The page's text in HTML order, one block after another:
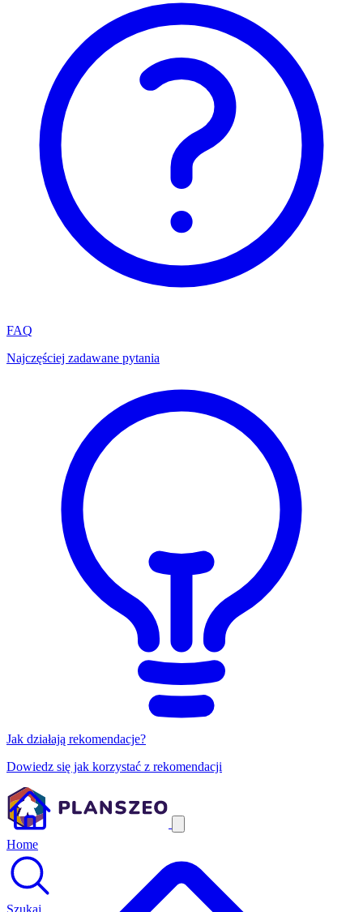
FAQ
Najczęściej zadawane pytania
Jak działają rekomendacje?
Dowiedz się jak korzystać z rekomendacji
Home
Szukaj